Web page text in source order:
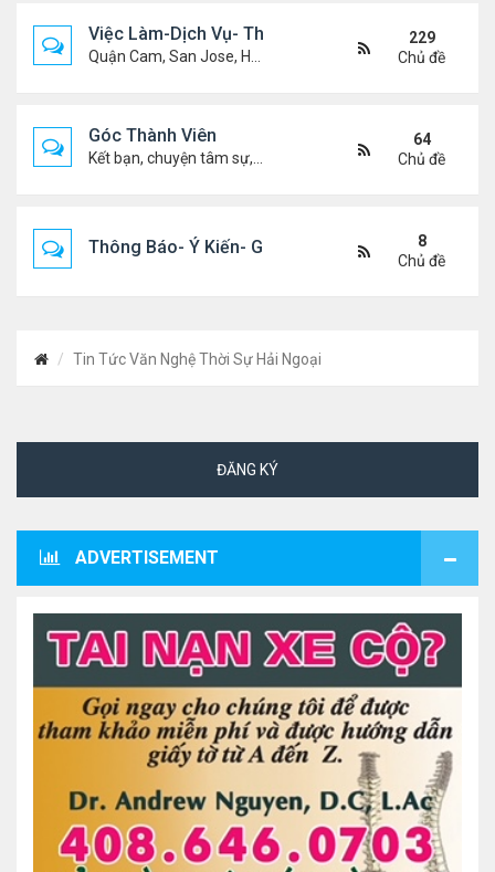
Việc Làm-Dịch Vụ- Thuê Nhà
229
Chủ đề
Góc Thành Viên
64
Chủ đề
Thông Báo- Ý Kiến- Góp Ý- Liên Lạc
8
Chủ đề
Tin Tức Văn Nghệ Thời Sự Hải Ngoại
ĐĂNG KÝ
ADVERTISEMENT